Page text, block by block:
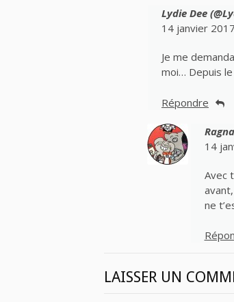
Lydie Dee
14 janvier
Je me
moi… Depuis
Répondre
14
Avec
ne
LAISSER UN